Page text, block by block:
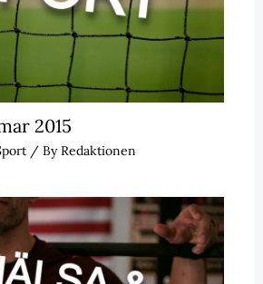
2015
/ ByRedaktionen